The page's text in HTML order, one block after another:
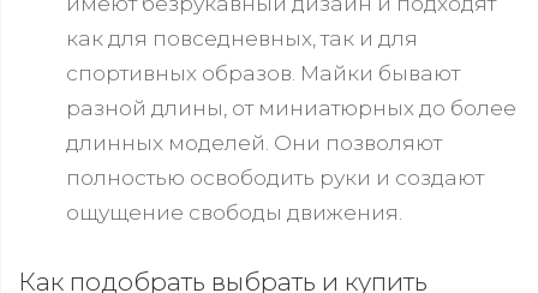
как для повседневных, так и для
спортивных образов. Майки бывают
разной длины, от миниатюрных до более
длинных моделей. Они позволяют
полностью освободить руки и создают
ощущение свободы движения.
Как подобрать выбрать и купить